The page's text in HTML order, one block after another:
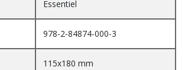
Essentiel
978-2-84874-000-3
115x180 mm